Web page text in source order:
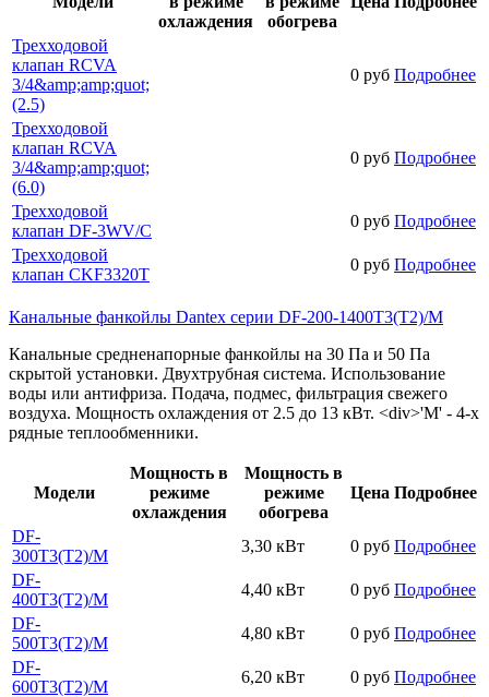
охлаждения
обогрева
Трехходовой
клапан RCVA
3/4&amp;amp;quot;
(2.5)
0 руб Подробнее
Трехходовой
клапан RCVA
3/4&amp;amp;quot;
(6.0)
0 руб Подробнее
Трехходовой
клапан DF-3WV/C
0 руб Подробнее
Трехходовой
клапан CKF3320T
0 руб Подробнее
Канальные фанкойлы Dantex серии DF-200-1400T3(T2)/M
Канальные средненапорные фанкойлы на 30 Па и 50 Па
скрытой установки. Двухтрубная система. Использование
воды или антифриза. Подача, подмес, фильтрация свежего
воздуха. Мощность охлаждения от 2.5 до 13 кВт. <div>'М' - 4-х
рядные теплообменники.
Модели
Мощность в
режиме
охлаждения
Мощность в
режиме
обогрева
Цена Подробнее
DF-
300T3(T2)/M
3,30 кВт 0 руб Подробнее
DF-
400T3(T2)/M
4,40 кВт 0 руб Подробнее
DF-
500T3(T2)/M
4,80 кВт 0 руб Подробнее
DF-
600T3(T2)/M
6,20 кВт 0 руб Подробнее